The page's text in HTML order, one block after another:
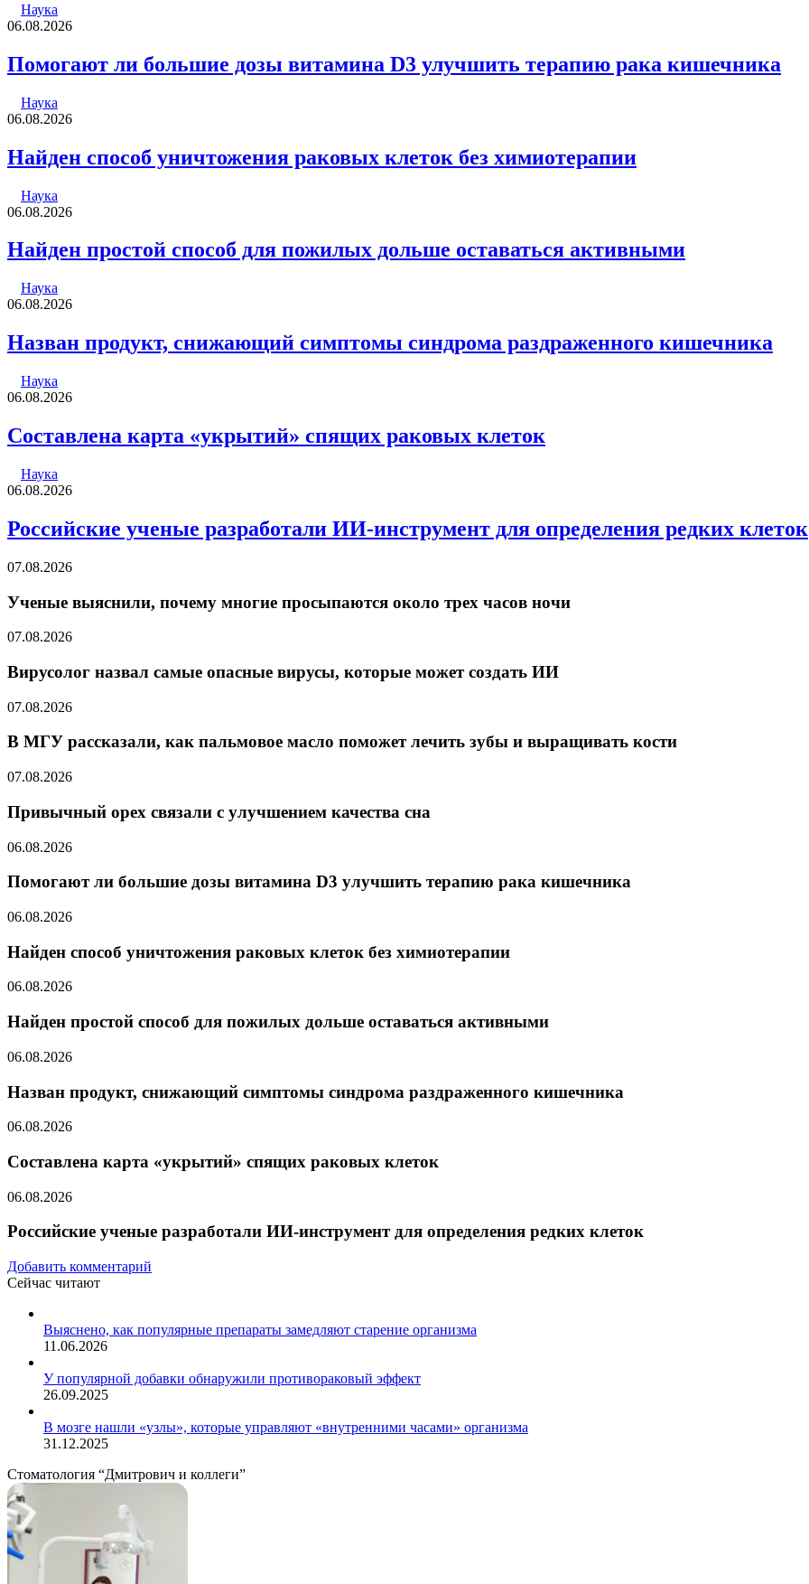
Наука
06.08.2026
Помогают ли большие дозы витамина D3 улучшить терапию рака кишечника
Наука
06.08.2026
Найден способ уничтожения раковых клеток без химиотерапии
Наука
06.08.2026
Найден простой способ для пожилых дольше оставаться активными
Наука
06.08.2026
Назван продукт, снижающий симптомы синдрома раздраженного кишечника
Наука
06.08.2026
Составлена карта «укрытий» спящих раковых клеток
Наука
06.08.2026
Российские ученые разработали ИИ-инструмент для определения редких клеток
07.08.2026
Ученые выяснили, почему многие просыпаются около трех часов ночи
07.08.2026
Вирусолог назвал самые опасные вирусы, которые может создать ИИ
07.08.2026
В МГУ рассказали, как пальмовое масло поможет лечить зубы и выращивать кости
07.08.2026
Привычный орех связали с улучшением качества сна
06.08.2026
Помогают ли большие дозы витамина D3 улучшить терапию рака кишечника
06.08.2026
Найден способ уничтожения раковых клеток без химиотерапии
06.08.2026
Найден простой способ для пожилых дольше оставаться активными
06.08.2026
Назван продукт, снижающий симптомы синдрома раздраженного кишечника
06.08.2026
Составлена карта «укрытий» спящих раковых клеток
06.08.2026
Российские ученые разработали ИИ-инструмент для определения редких клеток
Добавить комментарий
Сейчас читают
Выяснено, как популярные препараты замедляют старение организма
11.06.2026
У популярной добавки обнаружили противораковый эффект
26.09.2025
В мозге нашли «узлы», которые управляют «внутренними часами» организма
31.12.2025
Стоматология “Дмитрович и коллеги”